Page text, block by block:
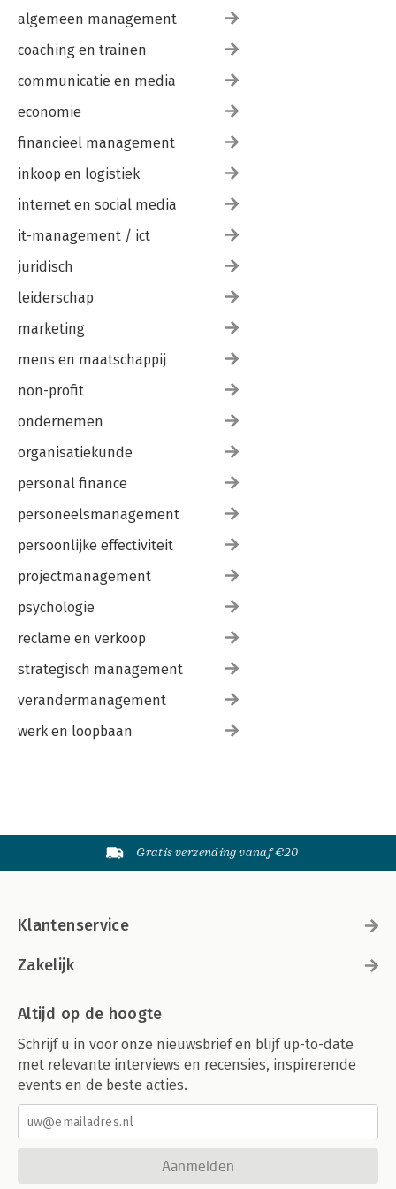
Aikido & organisatieontwikkeling 149
Aikido & zelforganisatie 150
Aikido & agility 151
Aikido & verandering 151
Aikido & leiderschap 153
BIJLAGEN155
1: 8 aikidoprincipes 157
2: Checklist: in of uit balans 159
3: Cyclisch reflecteren 161
5: In gesprek over eenheid 165
Dankwoord 167
Inspiratiebronnen 171
algemeen management
coaching en trainen
communicatie en media
economie
financieel management
inkoop en logistiek
internet en social media
it-management / ict
juridisch
leiderschap
marketing
mens en maatschappij
non-profit
ondernemen
organisatiekunde
personal finance
personeelsmanagement
persoonlijke effectiviteit
projectmanagement
psychologie
reclame en verkoop
strategisch management
verandermanagement
werk en loopbaan
Gratis verzending vanaf €20
Klantenservice
Zakelijk
Altijd op de hoogte
Schrijf u in voor onze nieuwsbrief en blijf up-to-date
met relevante interviews en recensies, inspirerende
events en de beste acties.
Aanmelden